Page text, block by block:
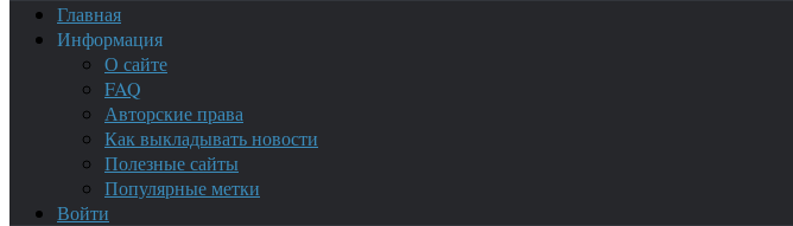
Главная
Информация
О сайте
FAQ
Авторские права
Как выкладывать новости
Полезные сайты
Популярные метки
Войти